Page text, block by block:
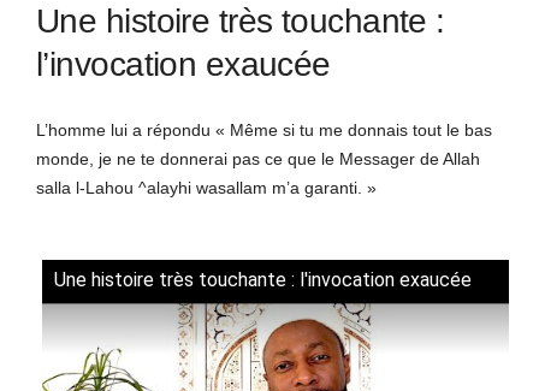
o
k
g
a
r
s
b
Une histoire très touchante :
l’invocation exaucée
L’homme lui a répondu « Même si tu me donnais tout le bas
monde, je ne te donnerai pas ce que le Messager de Allah
salla l-Lahou ^alayhi wasallam m’a garanti. »
Une histoire très touchante : l'invocation exaucée